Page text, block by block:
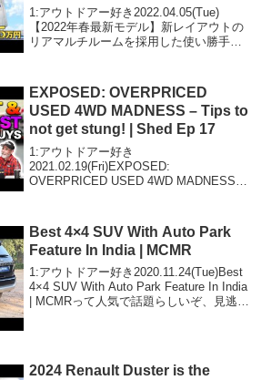
カー「ログベース」をどこよりも
詳しく紹介！
1:アウトドアー好き2022.04.05(Tue)
【2022年春最新モデル】新レイアウトの
リアマルチルームを採用した使い勝手最
らしいぞ、見逃さないで！！2:アウトド
アー...
EXPOSED: OVERPRICED
USED 4WD MADNESS – Tips to
not get stung! | Shed Ep 17
1:アウトドアー好き
2021.02.19(Fri)EXPOSED:
OVERPRICED USED 4WD MADNESS –
Best 4×4 SUV With Auto Park
Feature In India | MCMR
1:アウトドアー好き2020.11.24(Tue)Best
4×4 SUV With Auto Park Feature In India
| MCMRって人気で話題らしいぞ、見逃さ
2024 Renault Duster is the